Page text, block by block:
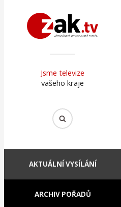
Jsme televize
vašeho kraje
AKTUÁLNÍ VYSÍLÁNÍ
ARCHIV POŘADŮ